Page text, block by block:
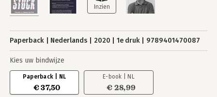
Paperback Nederlands 2020 1e druk 9789401470087
Kies uw bindwijze
Paperback | NL
€ 37,50
E-book | NL
€ 28,99